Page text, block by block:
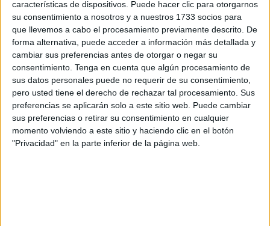
características de dispositivos. Puede hacer clic para otorgarnos
su consentimiento a nosotros y a nuestros 1733 socios para
que llevemos a cabo el procesamiento previamente descrito. De
forma alternativa, puede acceder a información más detallada y
cambiar sus preferencias antes de otorgar o negar su
consentimiento. Tenga en cuenta que algún procesamiento de
sus datos personales puede no requerir de su consentimiento,
pero usted tiene el derecho de rechazar tal procesamiento. Sus
preferencias se aplicarán solo a este sitio web. Puede cambiar
sus preferencias o retirar su consentimiento en cualquier
momento volviendo a este sitio y haciendo clic en el botón
"Privacidad" en la parte inferior de la página web.